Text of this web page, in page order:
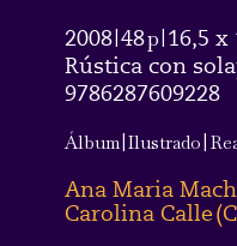
2008 48p 16,5 x
Rústica con
9786287609228
Álbum Ilustrado
Ana Maria
Carolina Calle(